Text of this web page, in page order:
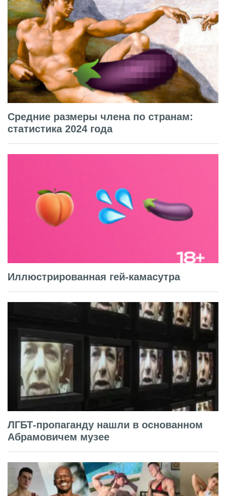
Средние размеры члена по странам:
статистика 2024 года
Иллюстрированная гей-камасутра
ЛГБТ-пропаганду нашли в основанном
Абрамовичем музее